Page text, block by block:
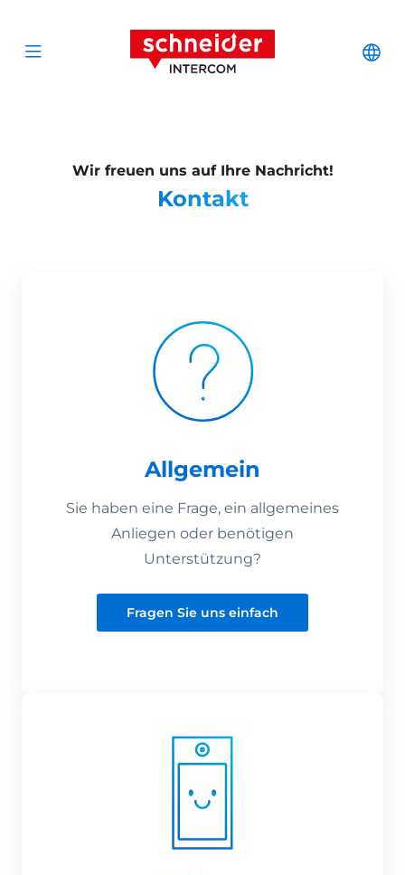
Open menu
Schneider
Wir freuen uns auf Ihre Nachricht!
Kontakt
Allgemein
Sie haben eine Frage, ein allgemeines
Anliegen oder benötigen
Unterstützung?
Fragen Sie uns einfach